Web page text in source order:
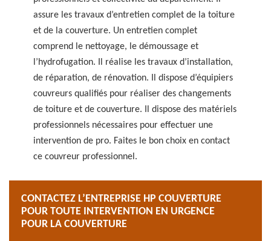
assure les travaux d’entretien complet de la toiture
et de la couverture. Un entretien complet
comprend le nettoyage, le démoussage et
l’hydrofugation. Il réalise les travaux d’installation,
de réparation, de rénovation. Il dispose d’équipiers
couvreurs qualifiés pour réaliser des changements
de toiture et de couverture. Il dispose des matériels
professionnels nécessaires pour effectuer une
intervention de pro. Faites le bon choix en contact
ce couvreur professionnel.
CONTACTEZ L’ENTREPRISE HP COUVERTURE
POUR TOUTE INTERVENTION EN URGENCE
POUR LA COUVERTURE